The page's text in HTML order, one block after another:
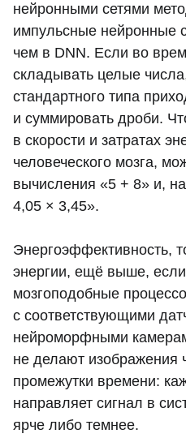
нейронными сетями
импульсные нейронные
чем в DNN. Если во
складывать целые
стандартного типа
и суммировать дроби.
в скорости и затратах
человеческого мозга,
вычисления «5 + 8» и,
4,05 × 3,45».
Энергоэффективность,
энергии, ещё выше, если
мозгоподобные
с соответствующими
нейроморфными
не делают изображения
промежутки времени:
направляет сигнал в
ярче либо темнее.